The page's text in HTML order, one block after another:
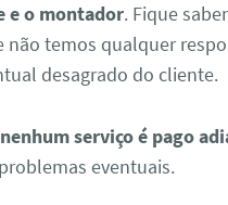
e o montador. Fique
não temos qualquer
desagrado do cliente.
nenhum serviço é pago
eventuais.